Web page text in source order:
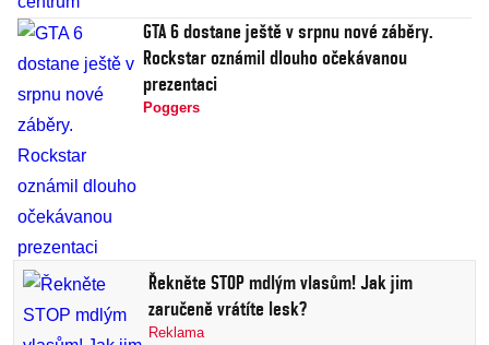
GTA 6 dostane ještě v srpnu nové záběry.
Rockstar oznámil dlouho očekávanou
prezentaci
Poggers
Řekněte STOP mdlým vlasům! Jak jim
zaručeně vrátíte lesk?
Reklama